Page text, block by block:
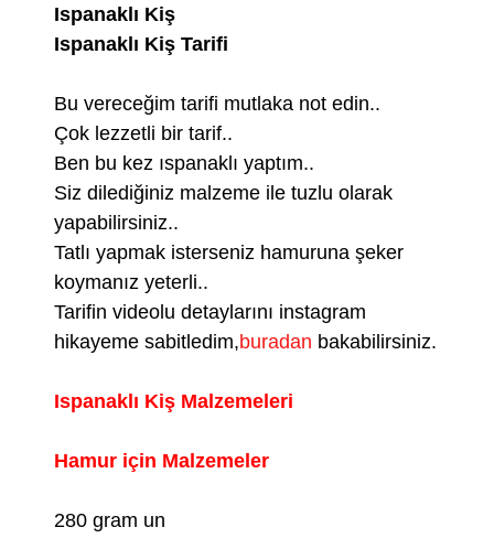
Ispanaklı Kiş
Ispanaklı Kiş Tarifi
Bu vereceğim tarifi mutlaka not edin..
Çok lezzetli bir tarif..
Ben bu kez ıspanaklı yaptım..
Siz dilediğiniz malzeme ile tuzlu olarak
yapabilirsiniz..
Tatlı yapmak isterseniz hamuruna şeker
koymanız yeterli..
Tarifin videolu detaylarını instagram
hikayeme sabitledim,buradan bakabilirsiniz.
Ispanaklı Kiş Malzemeleri
Hamur için Malzemeler
280 gram un